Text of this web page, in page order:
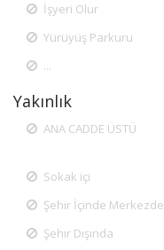
İşyeri Olur
Yürüyüş Parkuru
...
Yakınlık
ANA CADDE ÜSTÜ
Sokak içi
Şehir İçinde Merkezde
Şehir Dışında